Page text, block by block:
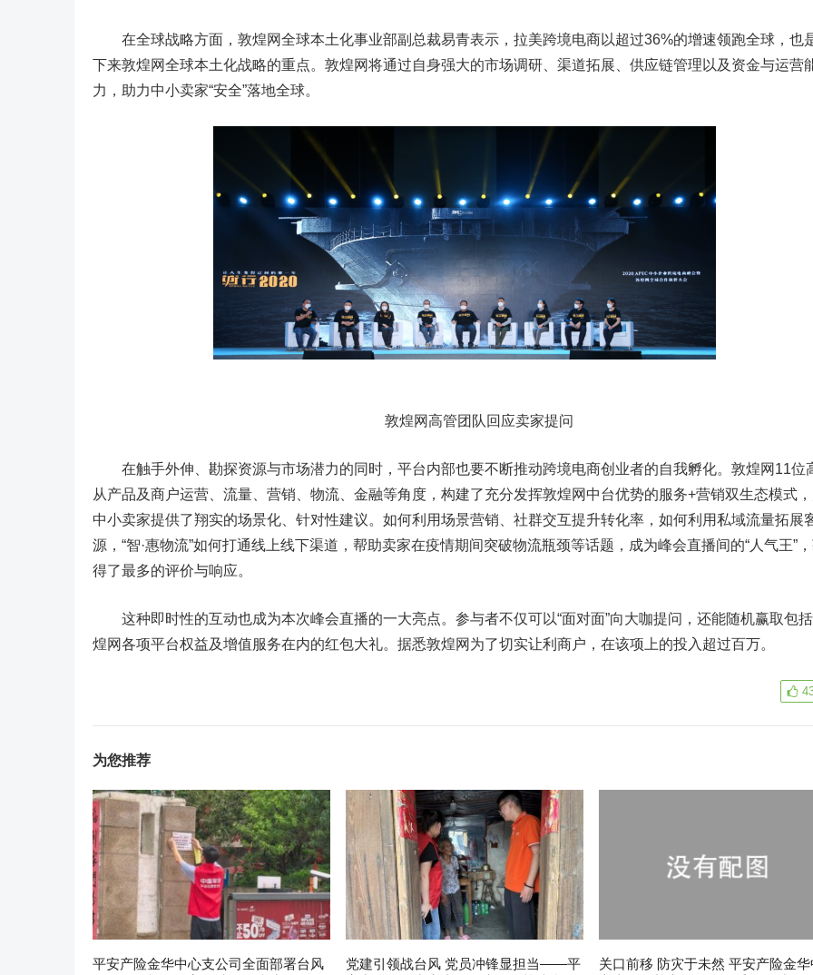
在全球战略方面，敦煌网全球本土化事业部副总裁易青表示，拉美跨境电商以超过36%的增速领跑全球，也
下来敦煌网全球本土化战略的重点。敦煌网将通过自身强大的市场调研、渠道拓展、供应链管理以及资金与运营
力，助力中小卖家“安全”落地全球。
敦煌网高管团队回应卖家提问
在触手外伸、勘探资源与市场潜力的同时，平台内部也要不断推动跨境电商创业者的自我孵化。敦煌网11位
从产品及商户运营、流量、营销、物流、金融等角度，构建了充分发挥敦煌网中台优势的服务+营销双生态模式
中小卖家提供了翔实的场景化、针对性建议。如何利用场景营销、社群交互提升转化率，如何利用私域流量拓展
源，“智·惠物流”如何打通线上线下渠道，帮助卖家在疫情期间突破物流瓶颈等话题，成为峰会直播间的“人气王”
得了最多的评价与响应。
这种即时性的互动也成为本次峰会直播的一大亮点。参与者不仅可以“面对面”向大咖提问，还能随机赢取包
煌网各项平台权益及增值服务在内的红包大礼。据悉敦煌网为了切实让利商户，在该项上的投入超过百万。
为您推荐
平安产险金华中心支公司全面部署台风
党建引领战台风 党员冲锋显担当——平
关口前移 防灾于未然 平安产险金华